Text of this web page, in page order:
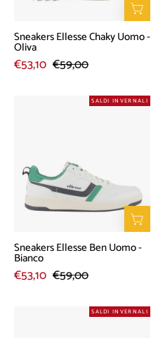
Sneakers Ellesse Chaky Uomo -
Oliva
€53,10 €59,00
Sneakers
-
Bianco
SALDI INVERNALI
Sneakers Ellesse Ben Uomo -
Bianco
€53,10 €59,00
Sneakers
SALDI INVERNALI